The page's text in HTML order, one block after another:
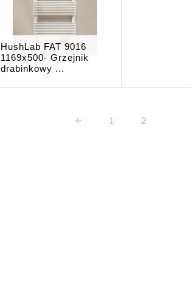
HushLab FAT 9016
1169x500- Grzejnik
drabinkowy ...
1 2